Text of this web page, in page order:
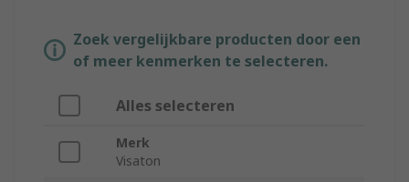
Zoek vergelijkbare producten door een
of meer kenmerken te selecteren.
Alles selecteren
Merk
Visaton